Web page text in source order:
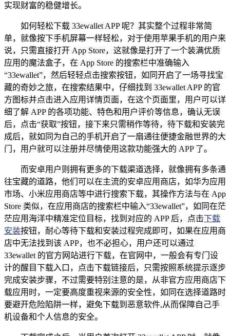
实现财富的稳健增长。
如何轻松下载 33ewallet APP 呢？其实整个过程非常简
单，就像按下手机屏幕一样轻松，对于使用苹果手机的用户来
说，只需直接打开 App Store，这就像是打开了一个装满优质
应用的魔法盒子，在 App Store 的搜索栏中准确输入
“33ewallet”，然后轻轻点击搜索按钮，如同开启了一场寻找宝
藏的奇妙之旅，在搜索结果中，仔细找到 33ewallet APP 的官
方图标并点击进入应用详情页面，在这个页面里，用户可以详
细了解 APP 的各项功能、特色和用户评价等信息，确认无误
后，点击“获取”按钮，接下来只需稍作等待，待下载和安装完
成后，就如同为自己的手机开启了一扇通往便捷金融世界的大
门，用户就可以注册并尽情使用这款功能强大的 APP 了。
而安卓用户则拥有更多的下载渠道选择，就像拥有多条通
往宝藏的道路，他们可以在主流的安卓应用商店，如华为应用
市场、小米应用商店等中进行搜索下载，其操作方法与在 App
Store 类似，在应用商店的搜索栏中输入“33ewallet”，如同在茫
茫应用海洋中精准定位目标，找到对应的 APP 后，点击下载
安装按钮，耐心等待下载和安装过程完成即可，如果在应用商
店中无法找到该 APP，也不必担心，用户还可以通过
33ewallet 的官方网站进行下载，在官网中，一般会有专门设
计的醒目下载入口，点击下载链接后，只需按照系统提示逐步
完成安装步骤，不过需要特别注意的是，从非官方应用商店下
载应用时，一定要高度重视来源的安全性，如同在选择道路时
要避开危险陷阱一样，避免下载到恶意软件,从而保障自己手
机设备和个人信息的安全。